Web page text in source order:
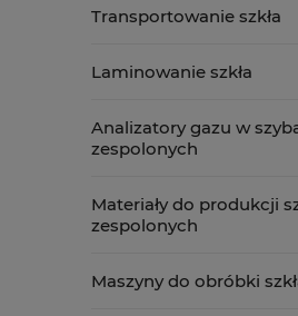
Transportowanie szkła
Laminowanie szkła
Analizatory gazu w
zespolonych
Materiały do produkcji
zespolonych
Maszyny do obróbki